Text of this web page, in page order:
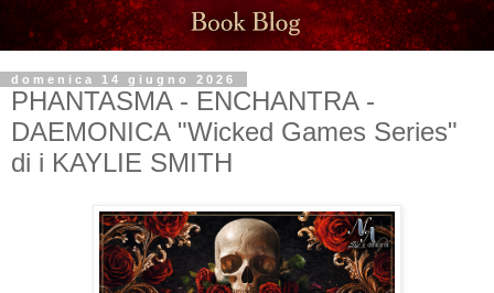
domenica 14 giugno 2026
PHANTASMA - ENCHANTRA -
DAEMONICA "Wicked Games Series"
di i KAYLIE SMITH